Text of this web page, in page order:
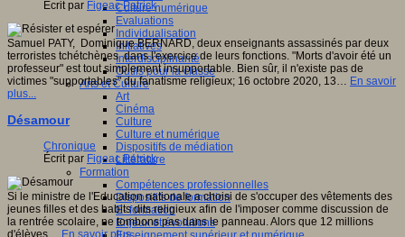
Culture numérique
Evaluations
Individualisation
Initiatives
Interdisciplinarité
Outils pour la classe
Arts et Culture
Art
Cinéma
Culture
Culture et numérique
Dispositifs de médiation
Littérature
Formation
Compétences professionnelles
Dispositifs de formation
E- formation
Enjeux et évolutions
Écrit par Figeac Patrick
Samuel PATY, Dominique BERNARD, deux enseignants assassinés par deux
terroristes tchétchènes dans l'exercice de leurs fonctions. "Morts d'avoir été un
professeur" est tout simplement insupportable. Bien sûr, il n'existe pas de
victimes "supportables" du fanatisme religieux; 16 octobre 2020, 13… En savoir
plus...
Désamour
Chronique
Écrit par Figeac Patrick
Si le ministre de l'Education nationale a choisi de s'occuper des vêtements des
jeunes filles et des habits dits religieux afin de l'imposer comme discussion de
la rentrée scolaire, ne tombons pas dans le panneau. Alors que 12 millions
d'élèves… En savoir plus...